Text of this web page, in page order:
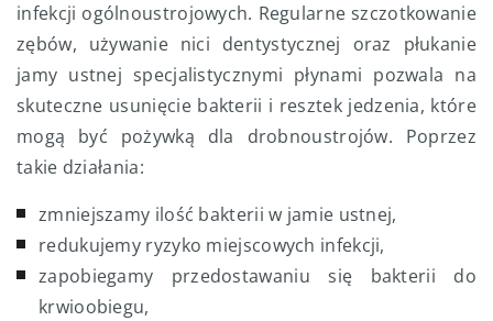
infekcji ogólnoustrojowych. Regularne szczotkowanie
zębów, używanie nici dentystycznej oraz płukanie
jamy ustnej specjalistycznymi płynami pozwala na
skuteczne usunięcie bakterii i resztek jedzenia, które
mogą być pożywką dla drobnoustrojów. Poprzez
takie działania:
zmniejszamy ilość bakterii w jamie ustnej,
redukujemy ryzyko miejscowych infekcji,
zapobiegamy przedostawaniu się bakterii do
krwioobiegu,